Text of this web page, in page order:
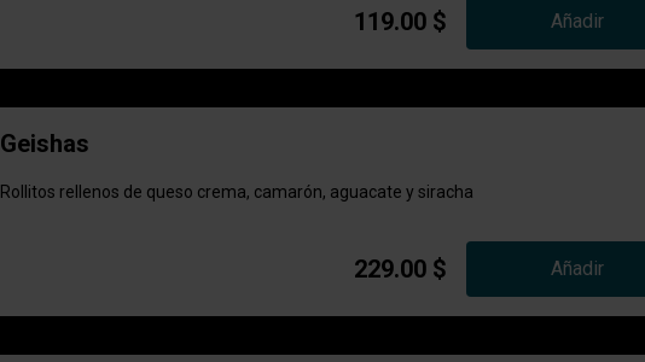
119.00 $ Añadir
Geishas
Rollitos rellenos de queso crema, camarón, aguacate y siracha
229.00 $ Añadir